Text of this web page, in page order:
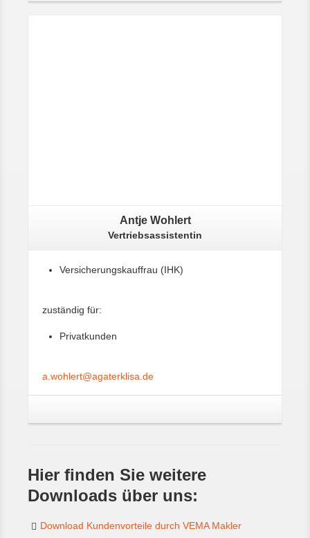
Antje Wohlert
Vertriebsassistentin
Versicherungskauffrau (IHK)
zuständig für:
Privatkunden
a.wohlert@agaterklisa.de
Hier finden Sie weitere
Downloads über uns:
Download Kundenvorteile durch VEMA Makler